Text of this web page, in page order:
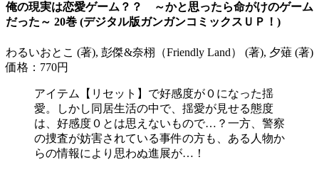
俺の現実は恋愛ゲーム？？ ～かと思ったら命がけのゲーム
だった～ 20巻 (デジタル版ガンガンコミックスＵＰ！)
わるいおとこ (著), 彭傑&奈栩（Friendly Land） (著), 夕薙 (著)
価格：770円
アイテム【リセット】で好感度が０になった揺
愛。しかし同居生活の中で、揺愛が見せる態度
は、好感度０とは思えないもので…？一方、警察
の捜査が妨害されている事件の方も、ある人物か
らの情報により思わぬ進展が…！